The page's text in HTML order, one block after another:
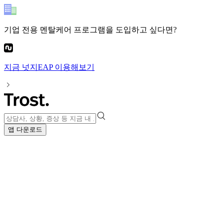
기업 전용 멘탈케어 프로그램을 도입하고 싶다면?
지금 넛지EAP이용해보기
앱 다운로드